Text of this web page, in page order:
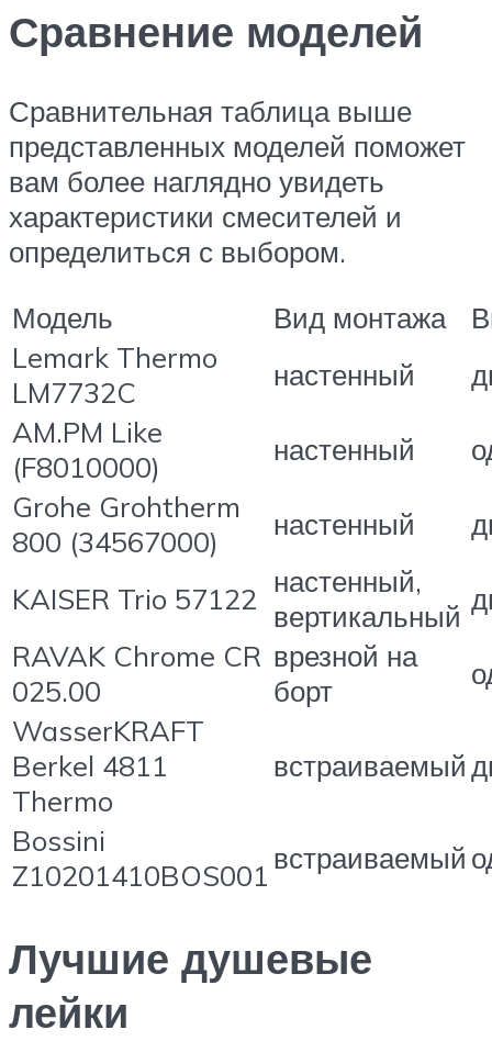
Сравнение моделей
Сравнительная таблица выше
представленных моделей поможет
вам более наглядно увидеть
характеристики смесителей и
определиться с выбором.
Модель
Вид монтажа
Lemark Thermo
LM7732C
настенный
AM.PM Like
(F8010000)
настенный
Grohe Grohtherm
800 (34567000)
настенный
KAISER Trio 57122 настенный,
вертикальный
RAVAK Chrome CR
025.00
врезной на
борт
WasserKRAFT
Berkel 4811
Thermo
встраиваемый
Bossini
Z10201410BOS001 встраиваемый
Лучшие душевые
лейки